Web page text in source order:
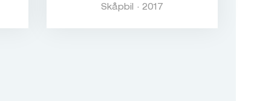
Skåpbil · 2017